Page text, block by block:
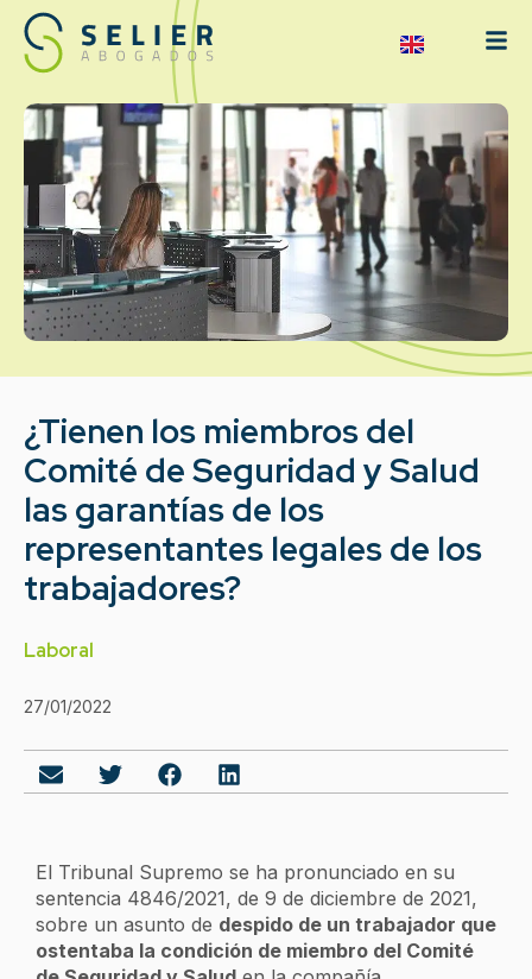
¿Tienen los miembros del
Comité de Seguridad y Salud
las garantías de los
representantes legales de los
trabajadores?
Laboral
27/01/2022
El Tribunal Supremo se ha pronunciado en su
sentencia 4846/2021, de 9 de diciembre de 2021,
sobre un asunto de despido de un trabajador que
ostentaba la condición de miembro del Comité